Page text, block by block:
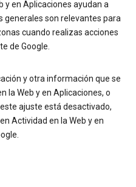
y en Aplicaciones ayudan a
generales son relevantes para
cuando realizas acciones
de Google.
y otra información que se
la Web y en Aplicaciones, o
este ajuste está desactivado,
Actividad en la Web y en